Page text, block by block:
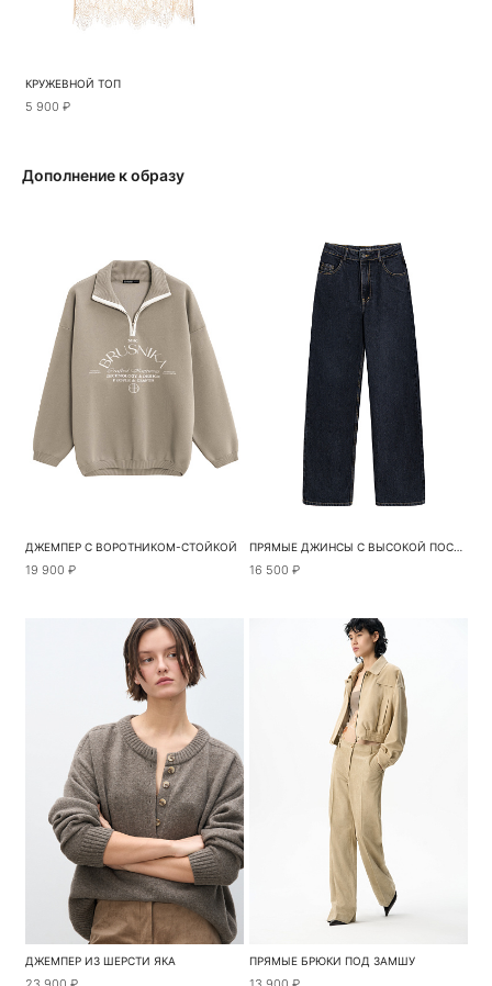
КРУЖЕВНОЙ ТОП
5 900 ₽
Дополнение к образу
ДЖЕМПЕР С ВОРОТНИКОМ-СТОЙКОЙ
19 900 ₽
ПРЯМЫЕ ДЖИНСЫ С ВЫСОКОЙ ПОСАДКОЙ
16 500 ₽
ДЖЕМПЕР ИЗ ШЕРСТИ ЯКА ПРЯМЫЕ БРЮКИ ПОД ЗАМШУ